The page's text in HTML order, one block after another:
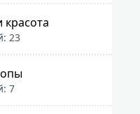
23
7